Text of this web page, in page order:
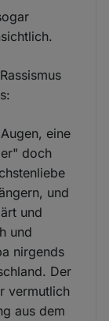
eine
doch
und
und
und
nirgends
Der
vermutlich
aus dem